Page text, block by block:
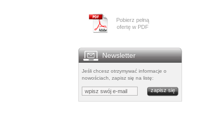
Pobierz pełną
ofertę w PDF
Newsletter
Jeśli chcesz otrzymywać informacje o
nowościach, zapisz się na listę: